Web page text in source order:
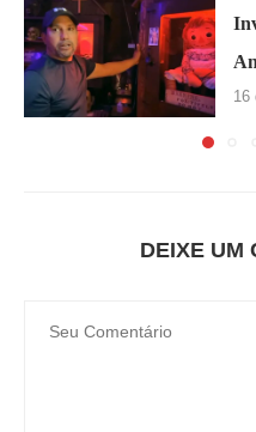
16
DEIXE UM